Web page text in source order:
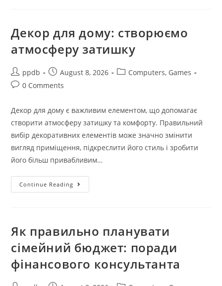
Декор для дому: створюємо
атмосферу затишку
Post
author:
ppdb
Post
published:
August 8, 2026
PostComputers, Games
Post0 Comments
Декор для дому є важливим елементом, що допомагає
створити атмосферу затишку та комфорту. Правильний
вибір декоративних елементів може значно змінити
вигляд приміщення, підкреслити його стиль і зробити
його більш привабливим…
Continue Reading Декор
Для
Як правильно планувати
сімейний бюджет: поради
фінансового консультанта